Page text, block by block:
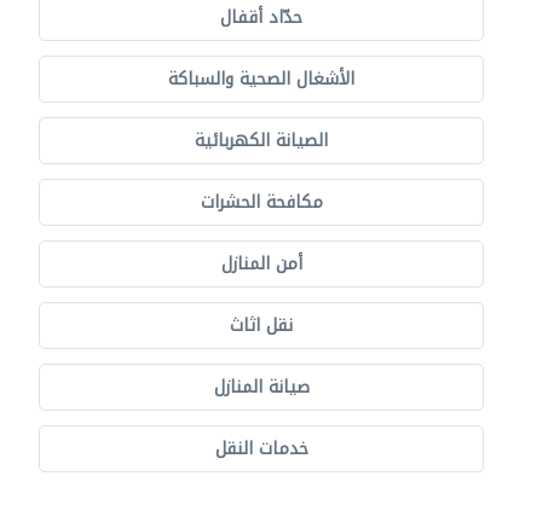
حدّاد أقفال
الأشغال الصحية والسباكة
الصيانة الكهربائية
مكافحة الحشرات
أمن المنازل
نقل اثاث
صيانة المنازل
خدمات النقل